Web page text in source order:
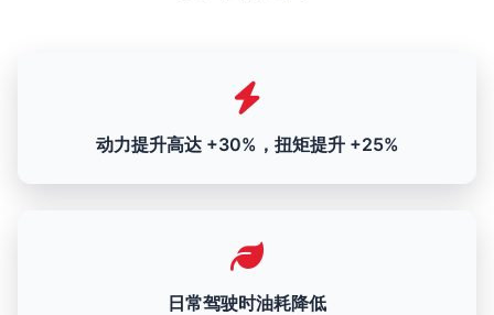
动力提升高达 +30%，扭矩提升 +25%
日常驾驶时油耗降低